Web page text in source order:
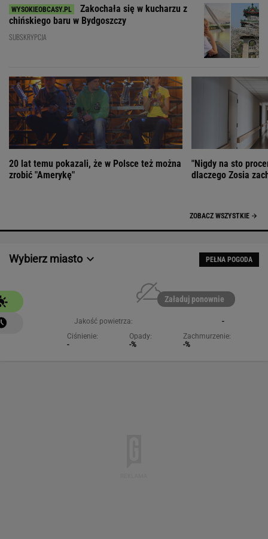
Zakochała się w kucharzu z
chińskiego baru w Bydgoszczy
SUBSKRYPCJA
20 lat temu pokazali, że w Polsce też można
zrobić "Amerykę"
"Nigdy na sto
dlaczego Zosia
ZOBACZ WSZYSTKIE
Wybierz miasto PEŁNA POGODA
Załaduj ponownie
Jakość powietrza:
-
Ciśnienie:
-
Opady:
-%
Zachmurzenie:
-%